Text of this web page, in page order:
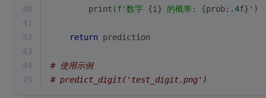
40
print (f'数字 {i} 的概率: {prob: .4f} ' )
41
42
return prediction
43
44
# 使用示例
45
# predict_digit('test_digit.png')